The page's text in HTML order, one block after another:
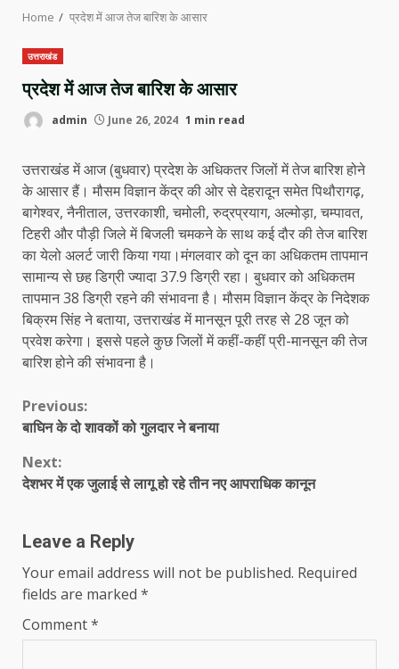
Home प्रदेश में आज तेज बारिश के आसार
उत्तराखंड
प्रदेश में आज तेज बारिश के आसार
admin June 26, 2024 1 min read
उत्तराखंड में आज (बुधवार) प्रदेश के अधिकतर जिलों में तेज बारिश होने
के आसार हैं। मौसम विज्ञान केंद्र की ओर से देहरादून समेत पिथौरागढ़,
बागेश्वर, नैनीताल, उत्तरकाशी, चमोली, रुद्रप्रयाग, अल्मोड़ा, चम्पावत,
टिहरी और पौड़ी जिले में बिजली चमकने के साथ कई दौर की तेज बारिश
का येलो अलर्ट जारी किया गया।मंगलवार को दून का अधिकतम तापमान
सामान्य से छह डिग्री ज्यादा 37.9 डिग्री रहा। बुधवार को अधिकतम
तापमान 38 डिग्री रहने की संभावना है। मौसम विज्ञान केंद्र के निदेशक
बिक्रम सिंह ने बताया, उत्तराखंड में मानसून पूरी तरह से 28 जून को
प्रवेश करेगा। इससे पहले कुछ जिलों में कहीं-कहीं प्री-मानसून की तेज
बारिश होने की संभावना है।
Continue
Previous:
बाघिन के दो शावकों को गुलदार ने बनाया
Next:
देशभर में एक जुलाई से लागू हो रहे तीन नए आपराधिक कानून
Leave a Reply
Your email address will not be published. Required
fields are marked *
Comment*